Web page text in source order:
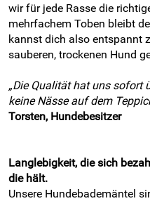
wir für jede Rasse die
mehrfachem Toben bleibt
kannst dich also entspannt
sauberen, trockenen Hund
„Die Qualität hat uns sofort
keine Nässe auf dem
Torsten, Hundebesitzer
Langlebigkeit, die sich
die hält.
Unsere Hundebademäntel